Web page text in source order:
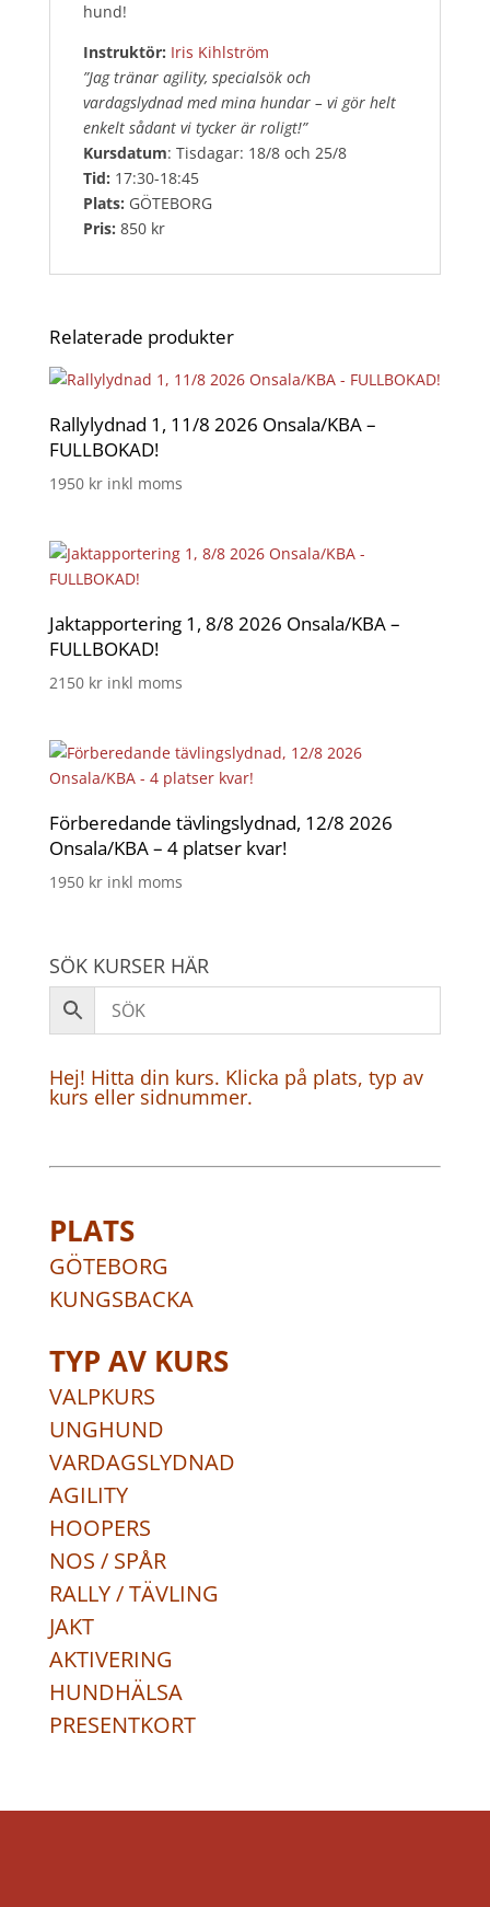
hund!
Instruktör: Iris Kihlström
”Jag tränar agility, specialsök och
vardagslydnad med mina hundar – vi gör helt
enkelt sådant vi tycker är roligt!”
Kursdatum: Tisdagar: 18/8 och 25/8
Tid: 17:30-18:45
Plats: GÖTEBORG
Pris: 850 kr
Relaterade produkter
Rallylydnad 1, 11/8 2026 Onsala/KBA –
FULLBOKAD!
1950 kr inkl moms
Jaktapportering 1, 8/8 2026 Onsala/KBA –
FULLBOKAD!
2150 kr inkl moms
Förberedande tävlingslydnad, 12/8 2026
Onsala/KBA – 4 platser kvar!
1950 kr inkl moms
SÖK KURSER HÄR
Hej! Hitta din kurs. Klicka på plats, typ av
kurs eller sidnummer.
PLATS
GÖTEBORG
KUNGSBACKA
TYP AV KURS
VALPKURS
UNGHUND
VARDAGSLYDNAD
AGILITY
HOOPERS
NOS / SPÅR
RALLY / TÄVLING
JAKT
AKTIVERING
HUNDHÄLSA
PRESENTKORT